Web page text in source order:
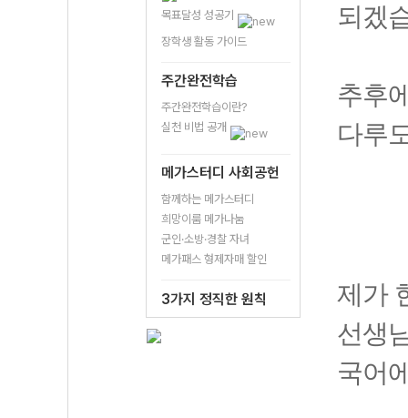
목표달성 성공기
장학생 활동 가이드
주간완전학습
주간완전학습이란?
실천 비법 공개
메가스터디 사회공헌
함께하는 메가스터디
희망이룸 메가나눔
군인·소방·경찰 자녀
메가패스 형제자매 할인
3가지 정직한 원칙
되겠
추후
다루
제가
선생
국어